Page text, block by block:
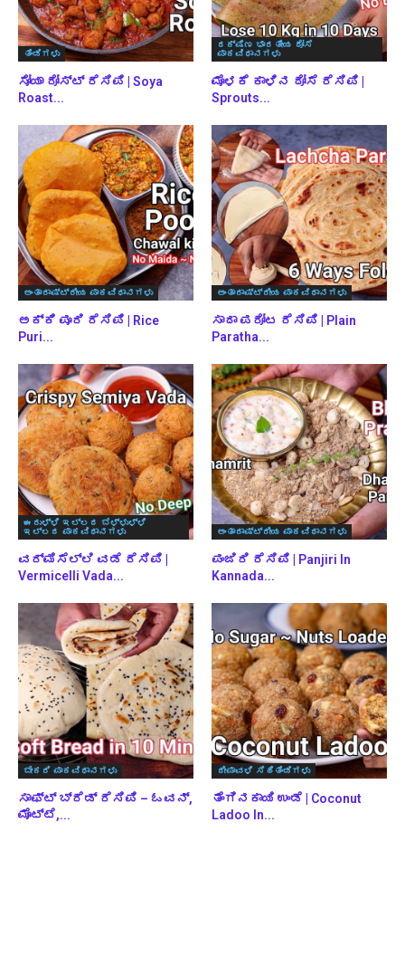
ತಿಂಡಿಗಳು
ಸೋಯಾ ರೋಸ್ಟ್ ರೆಸಿಪಿ | Soya
Roast...
ದಕ್ಷಿಣ ಭಾರತೀಯ ದೋಸೆ
ಪಾಕವಿಧಾನಗಳು
ಮೊಳಕೆ ಕಾಳಿನ ದೋಸೆ ರೆಸಿಪಿ |
Sprouts...
ಅಂತಾರಾಷ್ಟ್ರೀಯ ಪಾಕವಿಧಾನಗಳು
ಅಕ್ಕಿ ಪೂರಿ ರೆಸಿಪಿ | Rice
Puri...
ಅಂತಾರಾಷ್ಟ್ರೀಯ ಪಾಕವಿಧಾನಗಳು
ಸಾದಾ ಪರೋಟ ರೆಸಿಪಿ | Plain
Paratha...
ಈರುಳ್ಳಿ ಇಲ್ಲದ ಬೆಳ್ಳುಳ್ಳಿ
ಇಲ್ಲದ ಪಾಕವಿಧಾನಗಳು
ವರ್ಮಿಸೆಲ್ಲಿ ವಡೆ ರೆಸಿಪಿ |
Vermicelli Vada...
ಅಂತಾರಾಷ್ಟ್ರೀಯ ಪಾಕವಿಧಾನಗಳು
ಪಂಜಿರಿ ರೆಸಿಪಿ | Panjiri In
Kannada...
ಬೇಕರಿ ಪಾಕವಿಧಾನಗಳು
ಸಾಫ್ಟ್ ಬ್ರೆಡ್ ರೆಸಿಪಿ – ಓವನ್,
ಮೊಟ್ಟೆ,...
ದೀಪಾವಳಿ ಸಿಹಿತಿಂಡಿಗಳು
ತೆಂಗಿನಕಾಯಿ ಉಂಡೆ | Coconut
Ladoo In...